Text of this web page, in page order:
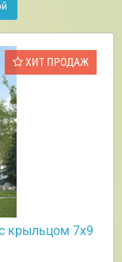
ХИТ ПРОДАЖ
крыльцом 7х9